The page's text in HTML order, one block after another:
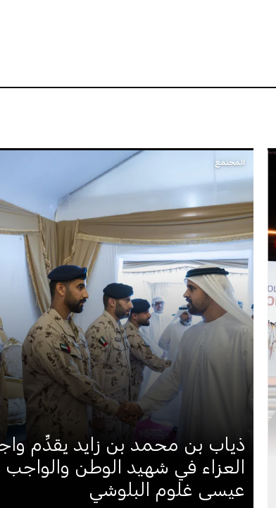
المجتمع
ذياب بن محمد بن زايد يقدِّم
العزاء في شهيد الوطن والواجب
عيسى غلوم البلوشي